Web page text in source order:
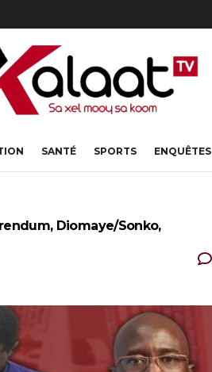
SANTÉ SPORTS ENQUÊTES
Diomaye/Sonko,